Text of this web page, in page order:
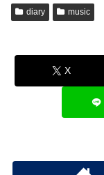
diary music
X